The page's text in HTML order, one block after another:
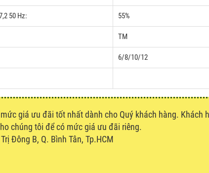
50 Hz: 55%
TM
6/8/10/12
giá ưu đãi tốt nhất dành cho Quý khách hàng. Khách
chúng tôi để có mức giá ưu đãi riêng.
Đông B, Q. Bình Tân, Tp.HCM